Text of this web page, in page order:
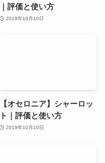
｜評価と使い方
2019年10月10日
【オセロニア】シャーロッ
ト｜評価と使い方
2019年10月10日